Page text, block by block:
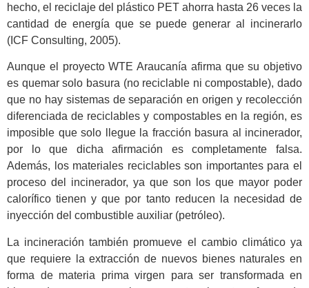
hecho, el reciclaje del plástico PET ahorra hasta 26 veces la
cantidad de energía que se puede generar al incinerarlo
(ICF Consulting, 2005).
Aunque el proyecto WTE Araucanía afirma que su objetivo
es quemar solo basura (no reciclable ni compostable), dado
que no hay sistemas de separación en origen y recolección
diferenciada de reciclables y compostables en la región, es
imposible que solo llegue la fracción basura al incinerador,
por lo que dicha afirmación es completamente falsa.
Además, los materiales reciclables son importantes para el
proceso del incinerador, ya que son los que mayor poder
calorífico tienen y que por tanto reducen la necesidad de
inyección del combustible auxiliar (petróleo).
La incineración también promueve el cambio climático ya
que requiere la extracción de nuevos bienes naturales en
forma de materia prima virgen para ser transformada en